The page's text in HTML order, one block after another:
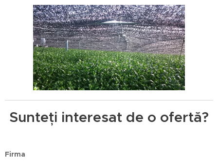
Sunteți interesat de o ofertă?
Firma